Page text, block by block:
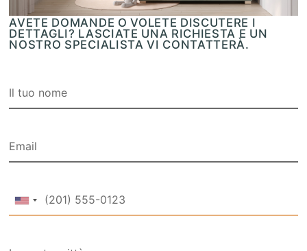
AVETE DOMANDE O VOLETE DISCUTERE I
DETTAGLI? LASCIATE UNA RICHIESTA E UN
NOSTRO SPECIALISTA VI CONTATTERÀ.